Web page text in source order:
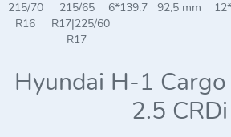
215/70
R16
215/65
R17|225/60
R17
6*139,7 92,5 mm
Hyundai H-1
2.5 CRDi